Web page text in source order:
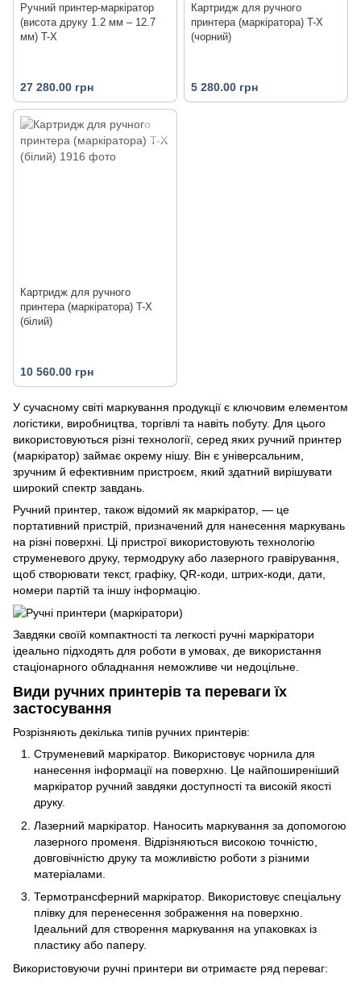
Ручний принтер-маркіратор
(висота друку 1.2 мм – 12.7
мм) T-X
27 280.00 грн
Картридж для ручного
принтера (маркіратора) T-X
(чорний)
5 280.00 грн
Картридж для ручного
принтера (маркіратора) T-X
(білий)
10 560.00 грн
У сучасному світі маркування продукції є ключовим елементом
логістики, виробництва, торгівлі та навіть побуту. Для цього
використовуються різні технології, серед яких ручний принтер
(маркіратор) займає окрему нішу. Він є універсальним,
зручним й ефективним пристроєм, який здатний вирішувати
широкий спектр завдань.
Ручний принтер, також відомий як маркіратор, — це
портативний пристрій, призначений для нанесення маркувань
на різні поверхні. Ці пристрої використовують технологію
струменевого друку, термодруку або лазерного гравірування,
щоб створювати текст, графіку, QR-коди, штрих-коди, дати,
номери партій та іншу інформацію.
Завдяки своїй компактності та легкості ручні маркіратори
ідеально підходять для роботи в умовах, де використання
стаціонарного обладнання неможливе чи недоцільне.
Види ручних принтерів та переваги їх
застосування
Розрізняють декілька типів ручних принтерів:
Струменевий маркіратор. Використовує чорнила для
нанесення інформації на поверхню. Це найпоширеніший
маркіратор ручний завдяки доступності та високій якості
друку.
Лазерний маркіратор. Наносить маркування за допомогою
лазерного променя. Відрізняються високою точністю,
довговічністю друку та можливістю роботи з різними
матеріалами.
Термотрансферний маркіратор. Використовує спеціальну
плівку для перенесення зображення на поверхню.
Ідеальний для створення маркування на упаковках із
пластику або паперу.
Використовуючи ручні принтери ви отримаєте ряд переваг: